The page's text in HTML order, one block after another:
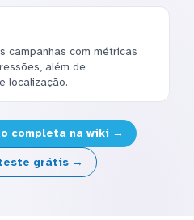
campanhas com métricas
além de
localização.
completa na wiki →
grátis →